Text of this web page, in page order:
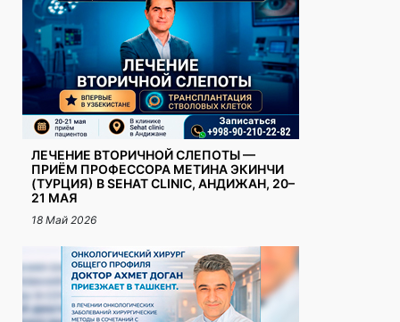
ЛЕЧЕНИЕ ВТОРИЧНОЙ СЛЕПОТЫ —
ПРИЁМ ПРОФЕССОРА МЕТИНА ЭКИНЧИ
(ТУРЦИЯ) В SEHAT CLINIC, АНДИЖАН, 20–
21 МАЯ
18 Май 2026